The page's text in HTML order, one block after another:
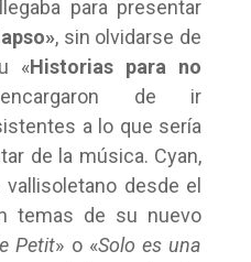
para presentar
, sin olvidarse de
«Historias para no
de ir
a lo que sería
de la música. Cyan,
desde el
temas de su nuevo
Petit» o «Solo es una